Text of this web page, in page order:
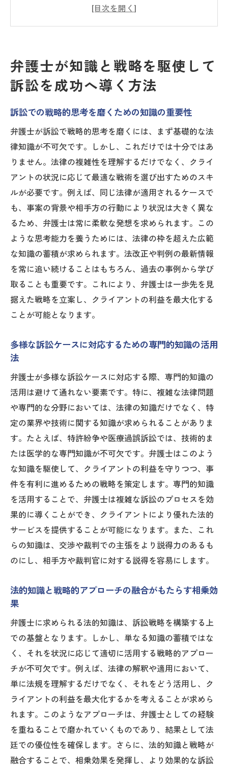
らす相乗効果
実地経験が戦略に与える影響とは
ケーション戦略
綿密な戦略立案が訴訟の成否を決定づける
知識と経験を活かした弁護士の戦略的訴訟アプ
ローチ
実務経験がもたらす戦略の柔軟性
裁判手続における経験値の活用法
クライアントの利益を守るための戦略的視
点
事案ごとに異なる多角的アプローチの必要
性
訴訟前準備での戦略的な計画の立て方
弁護士が説く訴訟の鍵は知識と戦略の絶妙な融
法律の枠を超えた戦略的思考の取り入れ方
訴訟におけるイノベーションを促す知識の
応用
複雑な案件に対応するためのクリエイティ
ブな戦略
知識と戦略の織り成す未来志向の訴訟プロ
セス
弁護士の戦略がクライアントの利益を最大化す
る理由
顧客ニーズに基づいたオーダーメイド戦略
の構築
コミットメント
クライアントの視点から見た戦略の成功要
因
成果を上げるための継続的な戦略見直し
訴訟における弁護士の戦略的思考が成功を左右
する
戦略的思考を育むための法的研修の重要性
意思決定プロセスにおける戦略的思考の活
弁護士が知識と戦略を駆使して
訴訟を成功へ導く方法
訴訟での戦略的思考を磨くための知識の重要性
弁護士が訴訟で戦略的思考を磨くには、まず基礎的な法
律知識が不可欠です。しかし、これだけでは十分ではあ
りません。法律の複雑性を理解するだけでなく、クライ
アントの状況に応じて最適な戦術を選び出すためのスキ
ルが必要です。例えば、同じ法律が適用されるケースで
も、事案の背景や相手方の行動により状況は大きく異な
るため、弁護士は常に柔軟な発想を求められます。この
ような思考能力を養うためには、法律の枠を超えた広範
な知識の蓄積が求められます。法改正や判例の最新情報
を常に追い続けることはもちろん、過去の事例から学び
取ることも重要です。これにより、弁護士は一歩先を見
据えた戦略を立案し、クライアントの利益を最大化する
ことが可能となります。
多様な訴訟ケースに対応するための専門的知識の活用
法
弁護士が多様な訴訟ケースに対応する際、専門的知識の
活用は避けて通れない要素です。特に、複雑な法律問題
や専門的な分野においては、法律の知識だけでなく、特
定の業界や技術に関する知識が求められることがありま
す。たとえば、特許紛争や医療過誤訴訟では、技術的ま
たは医学的な専門知識が不可欠です。弁護士はこのよう
な知識を駆使して、クライアントの利益を守りつつ、事
件を有利に進めるための戦略を策定します。専門的知識
を活用することで、弁護士は複雑な訴訟のプロセスを効
果的に導くことができ、クライアントにより優れた法的
サービスを提供することが可能になります。また、これ
らの知識は、交渉や裁判での主張をより説得力のあるも
のにし、相手方や裁判官に対する説得を容易にします。
法的知識と戦略的アプローチの融合がもたらす相乗効
果
弁護士に求められる法的知識は、訴訟戦略を構築する上
での基盤となります。しかし、単なる知識の蓄積ではな
く、それを状況に応じて適切に活用する戦略的アプロー
チが不可欠です。例えば、法律の解釈や適用において、
単に法規を理解するだけでなく、それをどう活用し、ク
ライアントの利益を最大化するかを考えることが求めら
れます。このようなアプローチは、弁護士としての経験
を重ねることで磨かれていくものであり、結果として法
廷での優位性を確保します。さらに、法的知識と戦略が
融合することで、相乗効果を発揮し、より効果的な訴訟